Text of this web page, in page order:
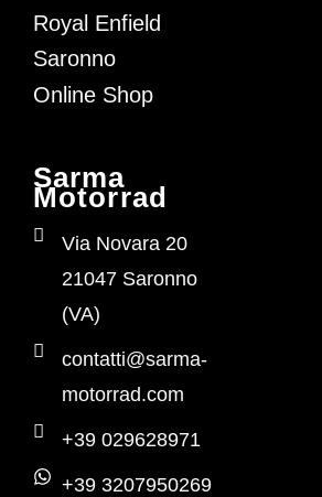
Royal Enfield
Saronno
Online Shop
Sarma
Motorrad
Via Novara 20
21047 Saronno
(VA)
contatti@sarma-
motorrad.com
+39 029628971
+39 3207950269